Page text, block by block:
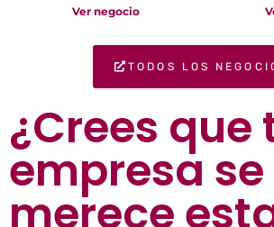
Ver negocio
TODOS LOS
¿Crees que
empresa se
merece